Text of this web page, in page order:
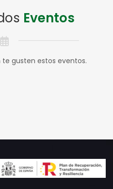
Eventos
gusten estos eventos.